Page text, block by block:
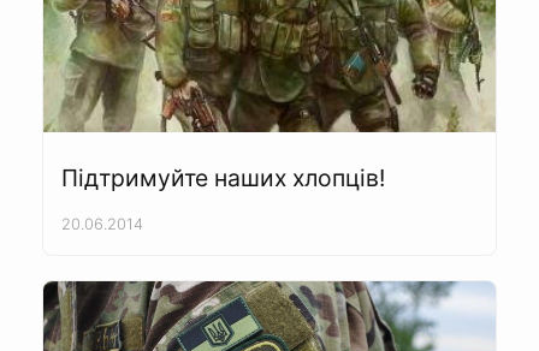
Підтримуйте наших хлопців!
20.06.2014